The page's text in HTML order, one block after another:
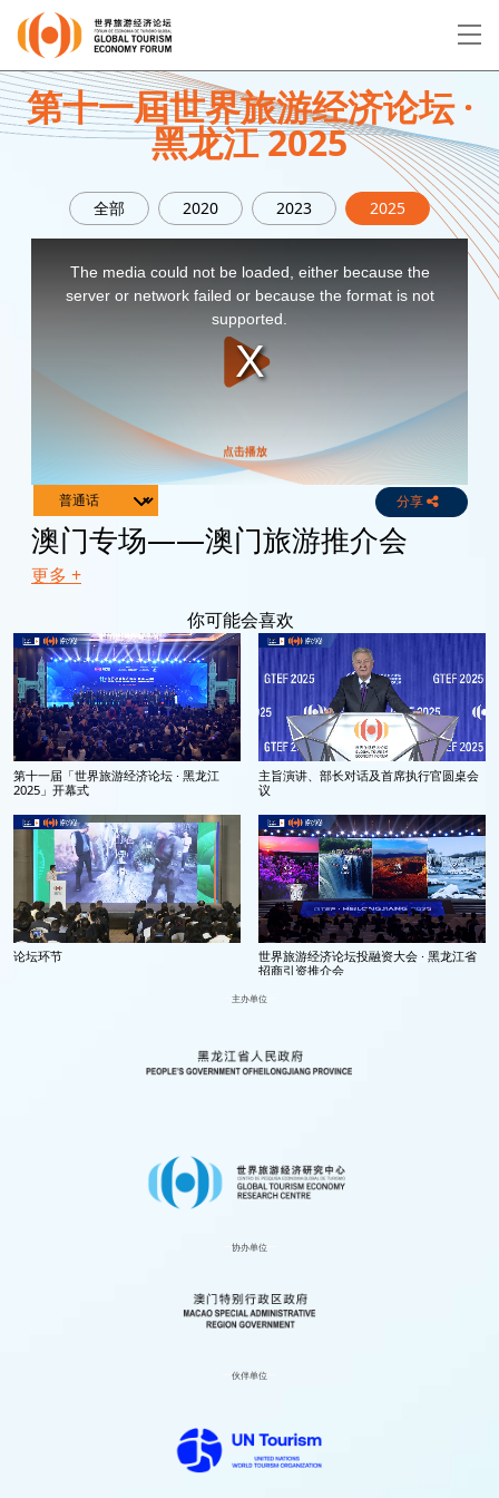
EN 繁 简
关于论坛
论坛议程
演讲者
第十一屆世界旅游经济论坛 ·
黑龙江 2025
全部 2020 2023 2025
The media could not be loaded, either because the
server or network failed or because the format is not
supported.
Channels 分享
澳门专场——澳门旅游推介会
更多 +
你可能会喜欢
第十一届「世界旅游经济论坛 · 黑龙江
2025」开幕式
主旨演讲、部长对话及首席执行官圆桌会
议
论坛环节
世界旅游经济论坛投融资大会 · 黑龙江省
招商引资推介会
主办单位
协办单位
伙伴单位